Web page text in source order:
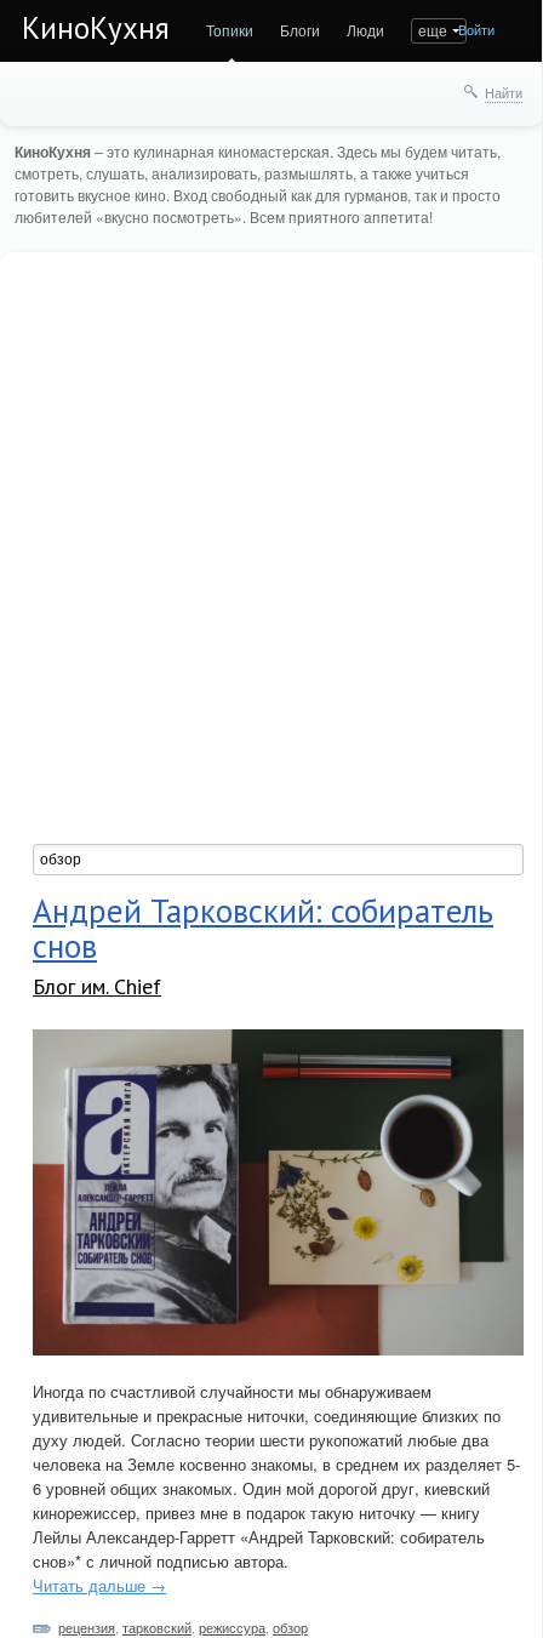
КиноКухня Топики Блоги Люди еще Войти
Найти
КиноКухня– это кулинарная киномастерская. Здесь мы будем читать,
смотреть, слушать, анализировать, размышлять, а также учиться
готовить вкусное кино. Вход свободный как для гурманов, так и просто
любителей «вкусно посмотреть». Всем приятного аппетита!
Андрей Тарковский: собиратель
снов
Блог им. Chief
Иногда по счастливой случайности мы обнаруживаем
удивительные и прекрасные ниточки, соединяющие близких по
духу людей. Согласно теории шести рукопожатий любые два
человека на Земле косвенно знакомы, в среднем их разделяет 5-
6 уровней общих знакомых. Один мой дорогой друг, киевский
кинорежиссер, привез мне в подарок такую ниточку — книгу
Лейлы Александер-Гарретт «Андрей Тарковский: собиратель
снов»* с личной подписью автора.
Читать дальше →
рецензия тарковский режиссура обзор